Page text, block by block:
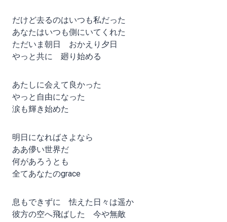
だけど去るのはいつも私だった
あなたはいつも側にいてくれた
ただいま朝日 おかえり夕日
やっと共に 廻り始める
あたしに会えて良かった
やっと自由になった
涙も輝き始めた
明日になればさよなら
ああ儚い世界だ
何があろうとも
全てあなたのgrace
息もできずに 怯えた日々は遥か
彼方の空へ飛ばした 今や無敵